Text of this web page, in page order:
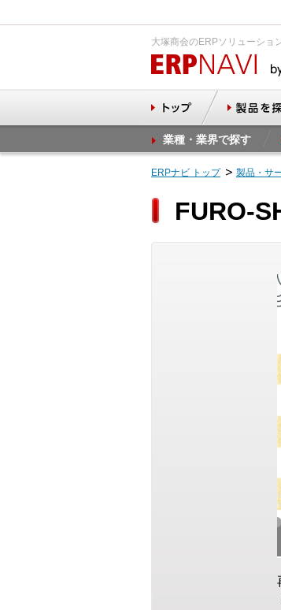
大塚商会のERPソリューショ
業種・業界で探す
ERPナビ トップ 製品・サ
FURO-